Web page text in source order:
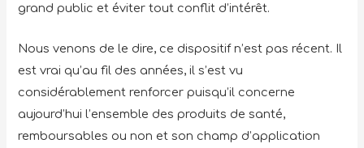
grand public et éviter tout conflit d’intérêt.
Nous venons de le dire, ce dispositif n’est pas récent. Il
est vrai qu’au fil des années, il s’est vu
considérablement renforcer puisqu’il concerne
aujourd’hui l’ensemble des produits de santé,
remboursables ou non et son champ d’application